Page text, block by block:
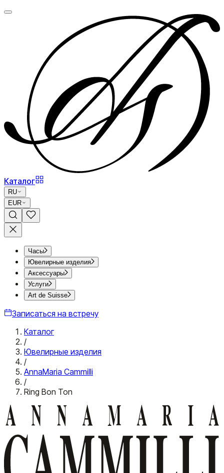
Каталог
RU
EUR
Часы
Ювелирные изделия
Аксессуары
Услуги
Art de Suisse
Записаться на встречу
Каталог
/
Ювелирные изделия
/
AnnaMaria Cammilli
/
Ring Bon Ton